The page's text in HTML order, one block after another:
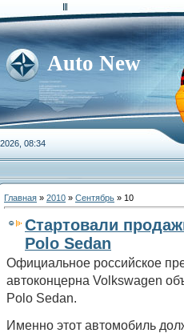
Auto New
08:34
Главная » 2010 » Сентябрь » 10
Стартовали
Polo Sedan
Официальное российское
автоконцерна Volkswagen
Polo Sedan.
Именно этот автомобиль